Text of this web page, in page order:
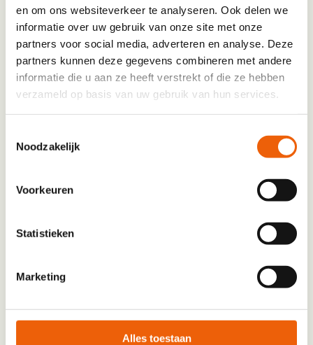
en om ons websiteverkeer te analyseren. Ook delen we
informatie over uw gebruik van onze site met onze
partners voor social media, adverteren en analyse. Deze
partners kunnen deze gegevens combineren met andere
informatie die u aan ze heeft verstrekt of die ze hebben
verzameld op basis van uw gebruik van hun services.
Noodzakelijk
Voorkeuren
Statistieken
Marketing
Alles toestaan
Vul uw e-mailadres in voor digitale updates en/of
ontvangst van de digitale MS Leeft.
Liever de MS Leeft digitaal lezen?
Ja, stuur mij MS Leeft voortaan digitaal en
niet meer per post
De heer